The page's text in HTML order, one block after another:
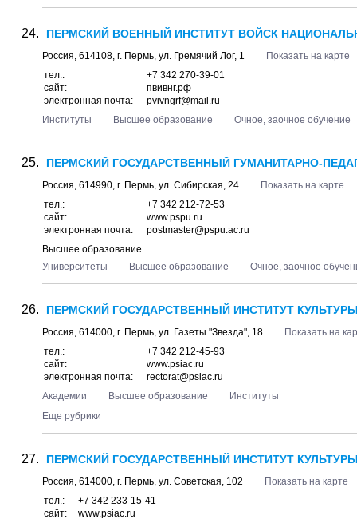
ПЕРМСКИЙ ВОЕННЫЙ ИНСТИТУТ ВОЙСК
Россия, 614108, г. Пермь, ул. Гремячий Лог, 1
Показать на карте
тел.:
+7 342 270-39-01
сайт:
пвивнг.рф
электронная почта:
pvivngrf@mail.ru
Институты
Высшее образование Очное, заочное обучение
ПЕРМСКИЙ ГОСУДАРСТВЕННЫЙ ГУМАНИТАРНО-
Россия, 614990, г. Пермь, ул. Сибирская, 24
Показать на карте
тел.:
+7 342 212-72-53
сайт:
www.pspu.ru
электронная почта:
postmaster@pspu.ac.ru
Высшее образование
Университеты
Высшее образование Очное, заочное
ПЕРМСКИЙ ГОСУДАРСТВЕННЫЙ ИНСТИТУТ
Россия, 614000, г. Пермь, ул. Газеты "Звезда", 18
Показать на
тел.:
+7 342 212-45-93
сайт:
www.psiac.ru
электронная почта:
rectorat@psiac.ru
Академии
Высшее образование
Институты
Еще рубрики
ПЕРМСКИЙ ГОСУДАРСТВЕННЫЙ ИНСТИТУТ
Россия, 614000, г. Пермь, ул. Советская, 102
Показать на карте
тел.:
+7 342 233-15-41
сайт:
www.psiac.ru